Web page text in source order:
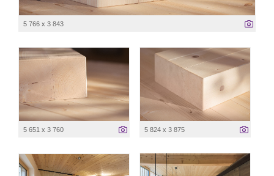
5 766 x 3 843
5 651 x 3 760 5 824 x 3 875